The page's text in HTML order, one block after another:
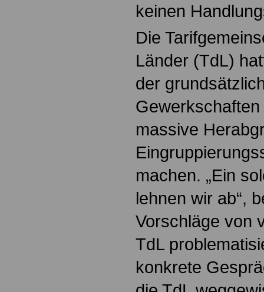
keinen
Die
Länder (TdL)
der
massive
machen. „Ein
lehnen wir ab“,
Vorschläge von
TdL
konkrete